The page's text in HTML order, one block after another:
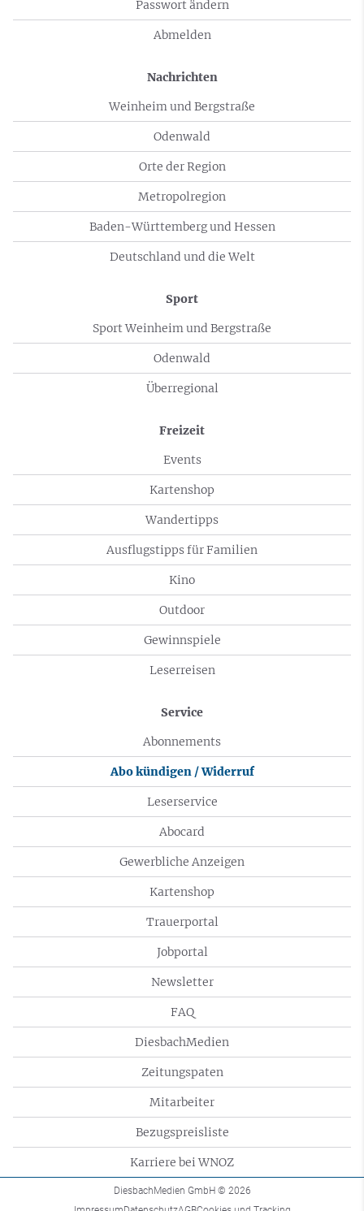
Passwort ändern
Abmelden
Nachrichten
Weinheim und Bergstraße
Odenwald
Orte der Region
Metropolregion
Baden-Württemberg und Hessen
Deutschland und die Welt
Sport
Sport Weinheim und Bergstraße
Odenwald
Überregional
Freizeit
Events
Kartenshop
Wandertipps
Ausflugstipps für Familien
Kino
Outdoor
Gewinnspiele
Leserreisen
Service
Abonnements
Abo kündigen / Widerruf
Leserservice
Abocard
Gewerbliche Anzeigen
Kartenshop
Trauerportal
Jobportal
Newsletter
FAQ
DiesbachMedien
Zeitungspaten
Mitarbeiter
Bezugspreisliste
Karriere bei WNOZ
DiesbachMedien GmbH © 2026